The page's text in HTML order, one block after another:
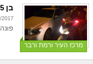
מרכז העיר ורמת ורבר
בן 5 נפגע ממונית הערב בפ"ת
2017